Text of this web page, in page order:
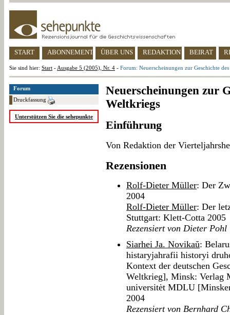
START ABONNEMENT ÜBER UNS REDAKTION BEIRAT
Sie sind hier: Start - Ausgabe 5 (2005), Nr. 4 - Forum: Neuerscheinungen zur Geschichte
Forum
Druckfassung
Unterstützen Sie die sehepunkte
Neuerscheinungen zur
Weltkriegs
Einführung
Von Redaktion der
Rezensionen
Rolf-Dieter Müller: Der
2004
Rolf-Dieter Müller: Der
Stuttgart: Klett-Cotta 2005
Rezensiert von Dieter Pohl
Siarhei Ja. Novikaŭ:
histaryjahrafii historyi
Kontext der deutschen
Weltkrieg], Minsk: Verlag
universitėt MDLU
2004
Rezensiert von Bernhard